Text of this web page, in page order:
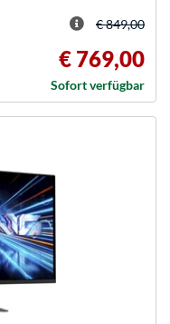
€ 849,00
€ 769,00
Sofort verfügbar